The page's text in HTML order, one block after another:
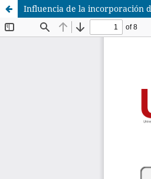
Influencia de la incorporación